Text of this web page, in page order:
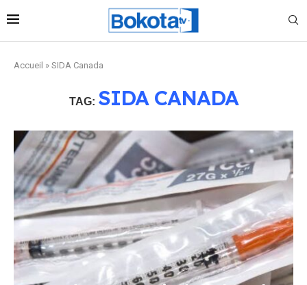
Accueil » SIDA Canada
TAG: SIDA CANADA